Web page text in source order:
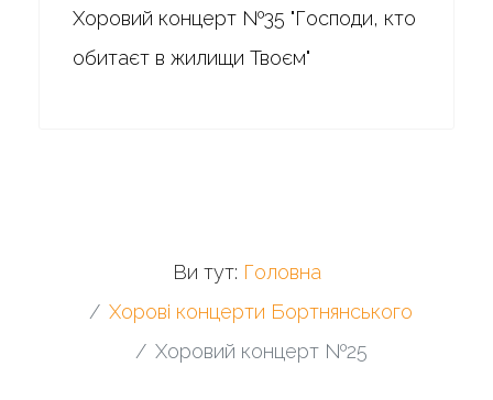
Хоровий концерт №35 "Господи, кто
обитаєт в жилищи Твоєм"
Ви тут: Головна
Хорові концерти Бортнянського
Хоровий концерт №25